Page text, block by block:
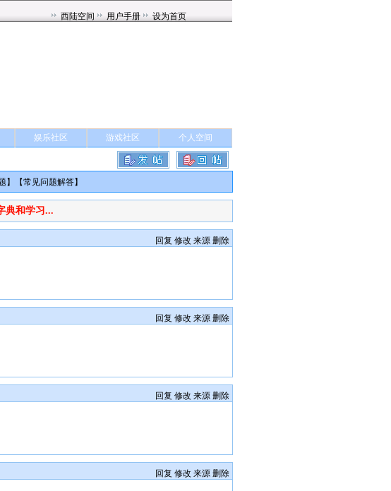
娱乐社区 游戏社区 个人空间
】【常见问题解答】
典和学习...
回复 修改 来源 删除
回复 修改 来源 删除
回复 修改 来源 删除
回复 修改 来源 删除